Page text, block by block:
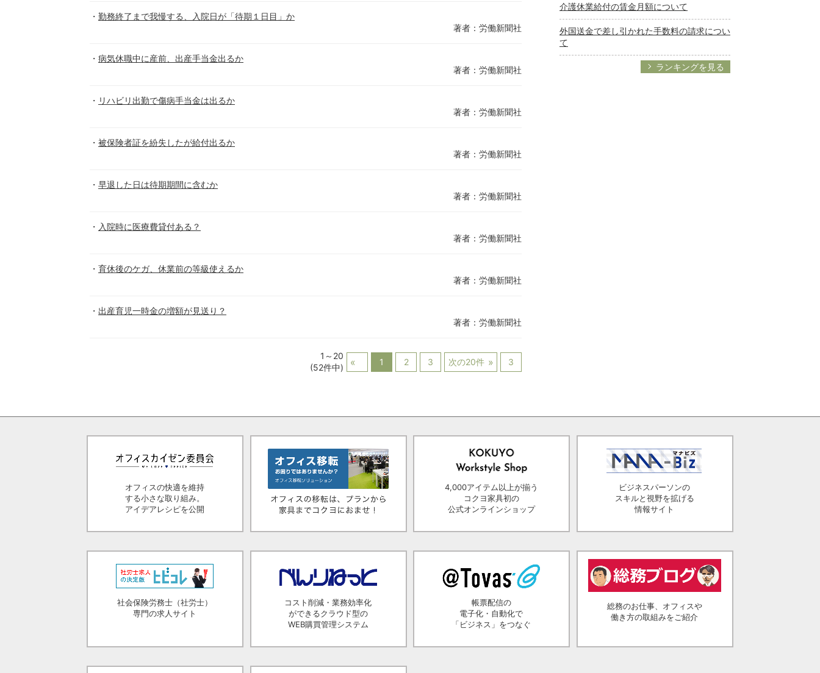
勤務終了まで我慢する、入院日が「待期１日目」か
著者：労働新聞社
病気休職中に産前、出産手当金出るか
著者：労働新聞社
リハビリ出勤で傷病手当金は出るか
著者：労働新聞社
被保険者証を紛失したが給付出るか
著者：労働新聞社
早退した日は待期期間に含むか
著者：労働新聞社
入院時に医療費貸付ある？
著者：労働新聞社
育休後のケガ、休業前の等級使えるか
著者：労働新聞社
出産育児一時金の増額が見送り？
著者：労働新聞社
1～20
(52件中)
1 2 3 次の20件 3
介護休業給付の賃金月額について
外国送金で差し引かれた手数料の請求につい
て
ランキングを見る
オフィスの快適を維持
する小さな取り組み。
アイデアレシピを公開
4,000アイテム以上が揃う
コクヨ家具初の
公式オンラインショップ
ビジネスパーソンの
スキルと視野を拡げる
情報サイト
社会保険労務士（社労士）
専門の求人サイト
コスト削減・業務効率化
ができるクラウド型の
WEB購買管理システム
帳票配信の
電子化・自動化で
「ビジネス」をつなぐ
総務のお仕事、オフィスや
働き方の取組みをご紹介